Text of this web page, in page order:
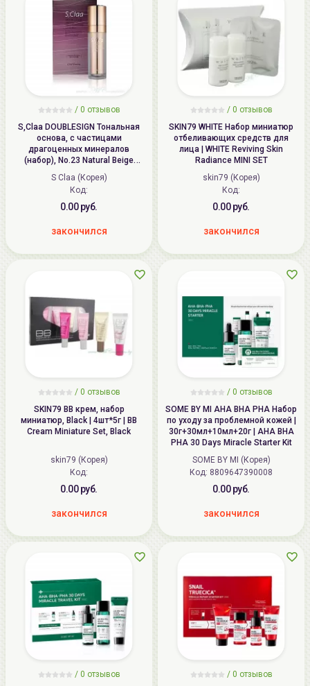
/ 0 отзывов
S,Claa DOUBLESIGN Тональная
основа, с частицами
драгоценных минералов
(набор), No.23 Natural Beige
(Натуральный бежевый), SPF30
PA++ | 40мл(+15мл) |
DOUBLESIGN Prestige Cover
Foundation (SET), SPF30 PA++
S Claa (Корея)
Код:
0.00 руб.
закончился
/ 0 отзывов
SKIN79 WHITE Набор миниатюр
отбеливающих средств для
лица | WHITE Reviving Skin
Radiance MINI SET
skin79 (Корея)
Код:
0.00 руб.
закончился
/ 0 отзывов
SKIN79 ВВ крем, набор
миниатюр, Black | 4шт*5г | BB
Cream Miniature Set, Black
skin79 (Корея)
Код:
0.00 руб.
закончился
/ 0 отзывов
SOME BY MI AHA BHA PHA Набор
по уходу за проблемной кожей |
30г+30мл+10мл+20г | AHA BHA
PHA 30 Days Miracle Starter Kit
SOME BY MI (Корея)
Код: 8809647390008
0.00 руб.
закончился
/ 0 отзывов
/ 0 отзывов